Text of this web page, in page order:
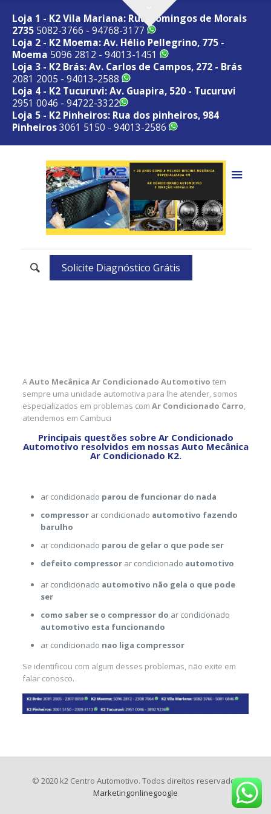
Loja 1 - K2 Vila Mariana: Rua Domingos de Morais
2735 5082-3766 - 94768-3177
Loja 2 - K2 Moema: Av. Hélio Pellegrino, 775 -
Moema 5096 2812 - 94013-1451
Loja 3 - K2 Brás: Av. Carlos de Campos, 272 - Brás
2081 2005 - 94013-2588
Loja 4 - K2 Tucuruvi: Av. Guapira, 520 - Tucuruvi
2951 0046 - 94722-3322
Loja 5 - K2 Pinheiros: Rua dos pinheiros, 984
Pinheiros3061 5150 - 94013-2586
Solicite Diagnóstico Grátis
AAuto Mecânica Ar Condicionado Automotivo tem
sempre uma unidade automotiva para lhe atender, somos
especializados em problemas comAr Condicionado Carro,
atendemos em Cambuci
Principais questões sobre Ar Condicionado
Automotivo resolvidos em nossas Auto Mecânica
Ar Condicionado K2.
ar condicionado parou de funcionar do nada
compressor ar condicionado automotivo fazendo
barulho
ar condicionado parou de gelar o que pode ser
defeito compressor ar condicionado automotivo
ar condicionado automotivo não gela o que pode
ser
como saber se o compressor do ar condicionado
automotivo esta funcionando
ar condicionado nao liga compressor
Se identificou com algum desses problemas, não exite em
falar conosco.
© 2020 k2 Centro Automotivo. Todos direitos reservados
Marketingonlinegoogle